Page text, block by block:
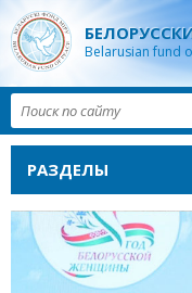
Belarusian fund
РАЗДЕЛЫ